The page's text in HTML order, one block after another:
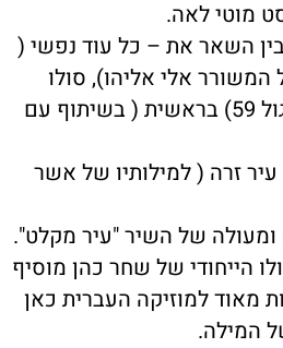
השאר את – כל עוד נפשי (
המשורר אלי אליהו), סולו
עראק ( בשיתוף עם סגול 59) בראשית ( בשיתוף עם
זרה ( למילותיו של אשר
של השיר "עיר מקלט".
הייחודי של שחר כהן מוסיף
מאוד למוזיקה העברית כאן
המילה.